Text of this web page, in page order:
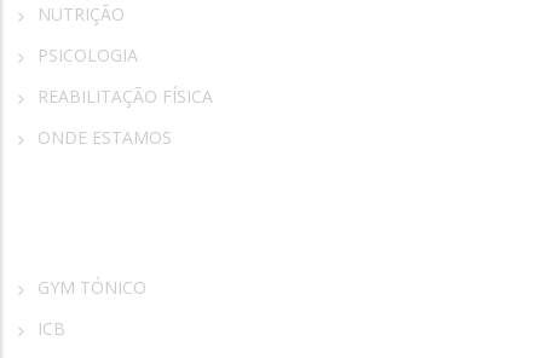
NUTRIÇÃO
PSICOLOGIA
REABILITAÇÃO FÍSICA
ONDE ESTAMOS
GYM TÓNICO
ICB